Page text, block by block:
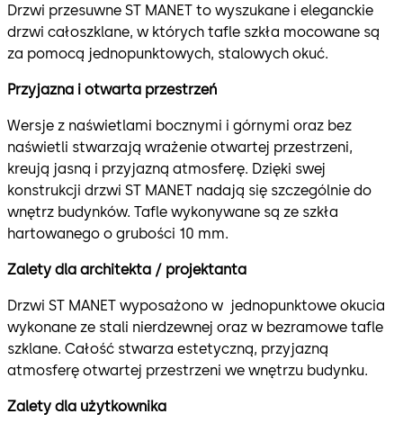
Drzwi przesuwne ST MANET to wyszukane i eleganckie
drzwi całoszklane, w których tafle szkła mocowane są
za pomocą jednopunktowych, stalowych okuć.
Przyjazna i otwarta przestrzeń
Wersje z naświetlami bocznymi i górnymi oraz bez
naświetli stwarzają wrażenie otwartej przestrzeni,
kreują jasną i przyjazną atmosferę. Dzięki swej
konstrukcji drzwi ST MANET nadają się szczególnie do
wnętrz budynków. Tafle wykonywane są ze szkła
hartowanego o grubości 10 mm.
Zalety dla architekta / projektanta
Drzwi ST MANET wyposażono w jednopunktowe okucia
wykonane ze stali nierdzewnej oraz w bezramowe tafle
szklane. Całość stwarza estetyczną, przyjazną
atmosferę otwartej przestrzeni we wnętrzu budynku.
Zalety dla użytkownika